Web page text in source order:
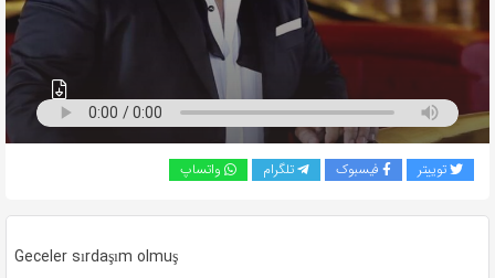
کپی
لینک
توییتر فیسبوک تلگرام واتساپ
Geceler sırdaşım olmuş